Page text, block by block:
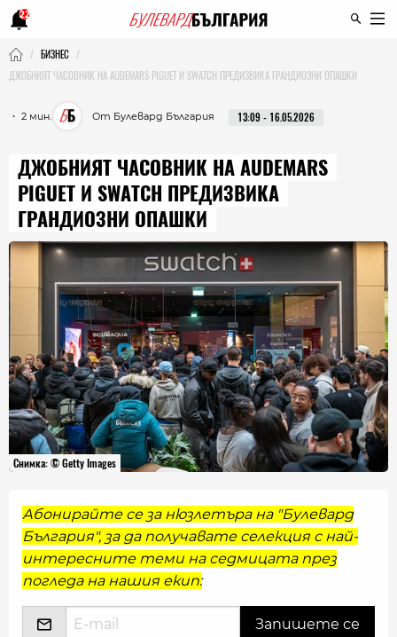
22
БИЗНЕС
ДЖОБНИЯТ ЧАСОВНИК НА AUDEMARS PIGUET И SWATCH ПРЕДИЗВИКА ГРАНДИОЗНИ ОПАШКИ
・ 2 мин. От Булевард България 13:09 - 16.05.2026
ДЖОБНИЯТ ЧАСОВНИК НА AUDEMARS
PIGUET И SWATCH ПРЕДИЗВИКА
ГРАНДИОЗНИ ОПАШКИ
Снимка: © Getty Images
Абонирайте се за нюзлетъра на "Булевард
България", за да получавате селекция с най-
интересните теми на седмицата през
погледа на нашия екип: